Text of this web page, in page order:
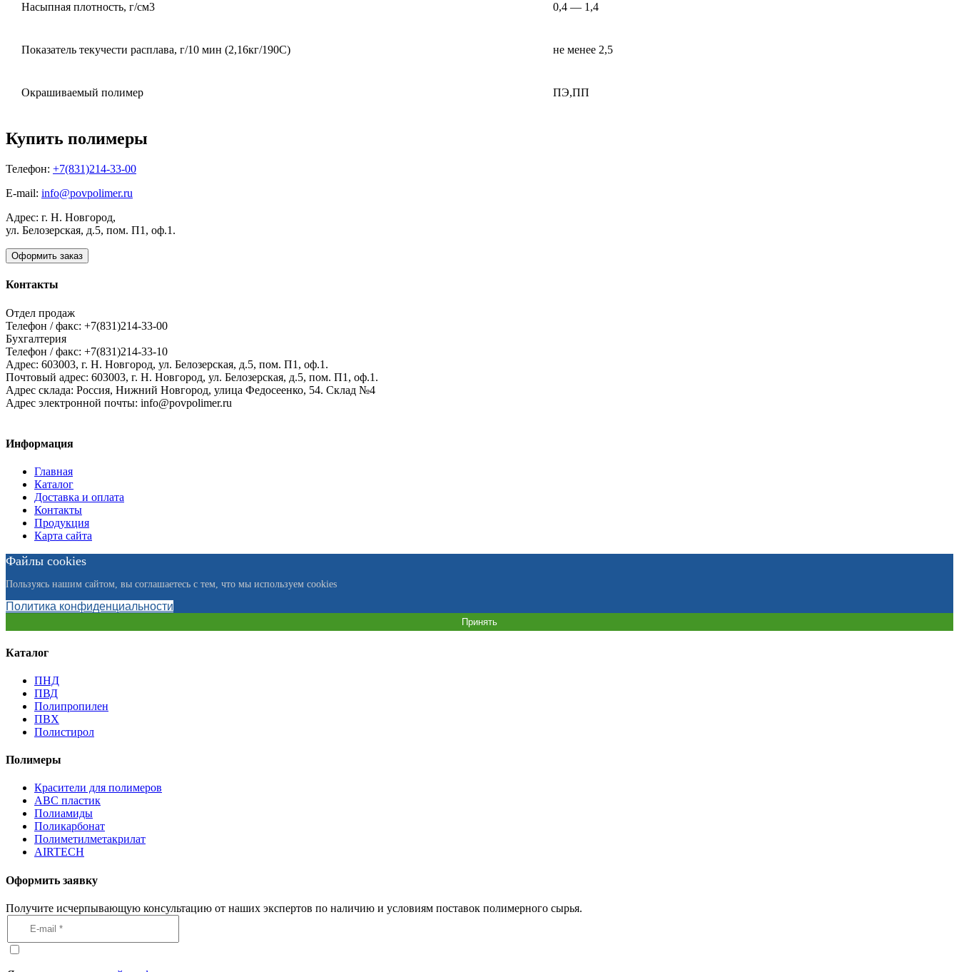
Насыпная плотность, г/см3 0,4 — 1,4
Показатель текучести расплава, г/10 мин (2,16кг/190С) не менее 2,5
Окрашиваемый полимер ПЭ,ПП
Купить полимеры
Телефон: +7(831)214-33-00
E-mail: info@povpolimer.ru
Адрес: г. Н. Новгород,
ул. Белозерская, д.5, пом. П1, оф.1.
Оформить заказ
Контакты
Отдел продаж
Телефон / факс: +7(831)214-33-00
Бухгалтерия
Телефон / факс: +7(831)214-33-10
Адрес: 603003, г. Н. Новгород, ул. Белозерская, д.5, пом. П1, оф.1.
Почтовый адрес: 603003, г. Н. Новгород, ул. Белозерская, д.5, пом. П1, оф.1.
Адрес склада: Россия, Нижний Новгород, улица Федосеенко, 54. Склад №4
Адрес электронной почты: info@povpolimer.ru
Информация
Главная
Каталог
Доставка и оплата
Контакты
Продукция
Карта сайта
Файлы cookies
Пользуясь нашим сайтом, вы соглашаетесь с тем, что мы используем cookies
Политика конфиденциальности
Принять
Каталог
ПНД
ПВД
Полипропилен
ПВХ
Полистирол
Полимеры
Красители для полимеров
АВС пластик
Полиамиды
Поликарбонат
Полиметилметакрилат
AIRTECH
Оформить заявку
Получите исчерпывающую консультацию от наших экспертов по наличию и условиям поставок полимерного сырья.